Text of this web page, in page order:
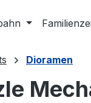
Dioramen